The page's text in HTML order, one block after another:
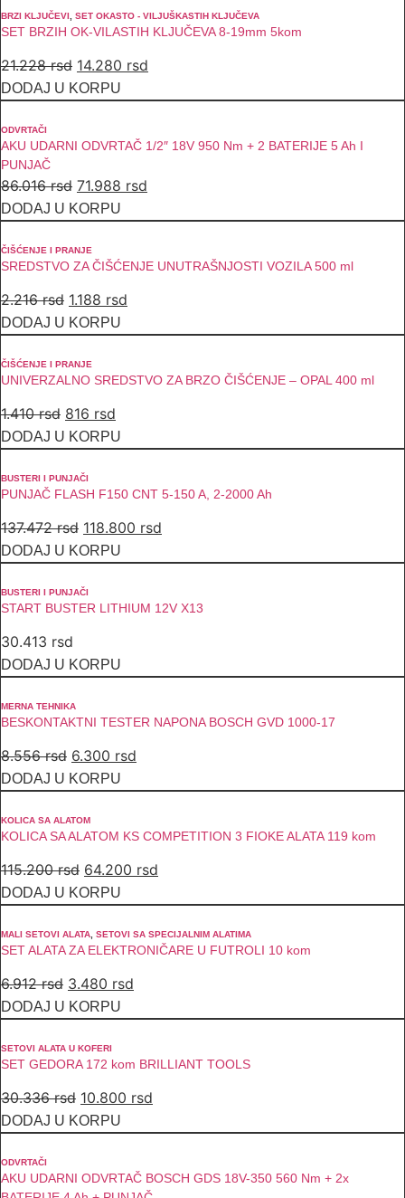
bila:
16.512 rsd.
11.880 rsd.
BRZI KLJUČEVI , SET OKASTO - VILJUŠKASTIH KLJUČEVA
SET BRZIH OK-VILASTIH KLJUČEVA 8-19mm 5kom
21.228rsd Originalna
cena
21.228 rsd.
14.280 rsd
DODAJ U KORPU
ODVRTAČI
AKU UDARNI ODVRTAČ 1/2″ 18V 950 Nm + 2 BATERIJE 5 Ah I
PUNJAČ
86.016rsd Originalna
cena
bila:
86.016 rsd.
71.988 rsd
DODAJ U KORPU
ČIŠĆENJE I PRANJE
SREDSTVO ZA ČIŠĆENJE UNUTRAŠNJOSTI VOZILA 500 ml
2.216rsd Originalna
cena
bila:
2.216 rsd.
1.188 rsd
DODAJ U KORPU
ČIŠĆENJE I PRANJE
UNIVERZALNO SREDSTVO ZA BRZO ČIŠĆENJE – OPAL 400 ml
1.410rsd Originalna
cena
bila:
1.410 rsd.
816 rsd
cena
DODAJ U KORPU
BUSTERI I PUNJAČI
PUNJAČ FLASH F150 CNT 5-150 A, 2-2000 Ah
137.472rsd Originalna
cena
bila:
137.472 rsd.
118.800 rsd
DODAJ U KORPU
BUSTERI I PUNJAČI
START BUSTER LITHIUM 12V X13
30.413 rsd
DODAJ U KORPU
MERNA TEHNIKA
BESKONTAKTNI TESTER NAPONA BOSCH GVD 1000-17
8.556rsd Originalna
cena
bila:
8.556 rsd.
6.300 rsd
DODAJ U KORPU
KOLICA SA ALATOM
KOLICA SA ALATOM KS COMPETITION 3 FIOKE ALATA 119 kom
115.200rsd Originalna
cena
bila:
115.200 rsd.
64.200 rsd
64.200 rsd.
DODAJ U KORPU
MALI SETOVI ALATA, SETOVI SA SPECIJALNIM ALATIMA
SET ALATA ZA ELEKTRONIČARE U FUTROLI 10 kom
6.912rsd Originalna
cena
bila:
6.912 rsd.
3.480 rsd
DODAJ U KORPU
SETOVI ALATA U KOFERI
SET GEDORA 172 kom BRILLIANT TOOLS
30.336rsd Originalna
cena
30.336 rsd.
10.800 rsd
DODAJ U KORPU
ODVRTAČI
AKU UDARNI ODVRTAČ BOSCH GDS 18V-350 560 Nm + 2x